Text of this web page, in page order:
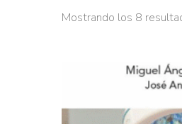
Mostrando los 8